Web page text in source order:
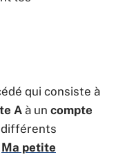
qui consiste à
A à un compte
différents
Ma petite